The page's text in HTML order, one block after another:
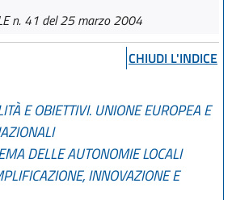
n. 41 del 25 marzo 2004
CHIUDI L'INDICE
E OBIETTIVI. UNIONE EUROPEA E
DELLE AUTONOMIE LOCALI
INNOVAZIONE E